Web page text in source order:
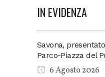
IN EVIDENZA
Savona,
Parco-Piazza del
6 Agosto 2026